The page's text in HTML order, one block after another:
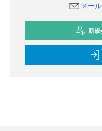
メー
新規